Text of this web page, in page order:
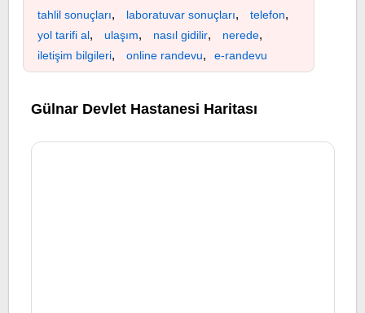
tahlil sonuçları, laboratuvar sonuçları, telefon,
yol tarifi al, ulaşım, nasıl gidilir, nerede,
iletişim bilgileri, online randevu, e-randevu
Gülnar Devlet Hastanesi Haritası